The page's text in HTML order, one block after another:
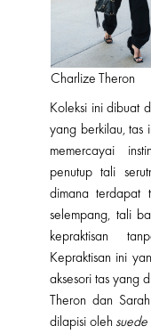
Charlize Theron
Koleksi ini dibuat
yang berkilau, tas
memercayai
penutup tali
dimana terdapat
selempang, tali
kepraktisan
Kepraktisan ini
aksesori tas yang
Theron dan
dilapisi oleh suede